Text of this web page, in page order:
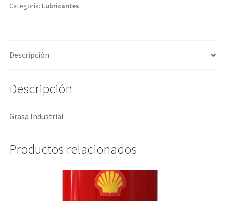
Categoría: Lubricantes
Descripción
Descripción
Grasa Industrial
Productos relacionados